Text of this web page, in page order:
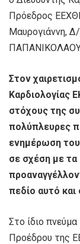
Πρόεδρος
Μαυρογιάννη,
Στον
Καρδιολογίας
στόχους της
πολύπλευρες
ενημέρωση του
σε σχέση με τα
πεδίο αυτό
Στο ίδιο πνεύμα
Προέδρου της